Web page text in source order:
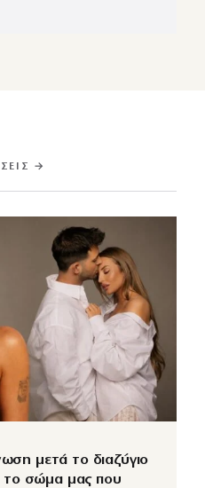
→
μετά το διαζύγιο
το σώμα μας που